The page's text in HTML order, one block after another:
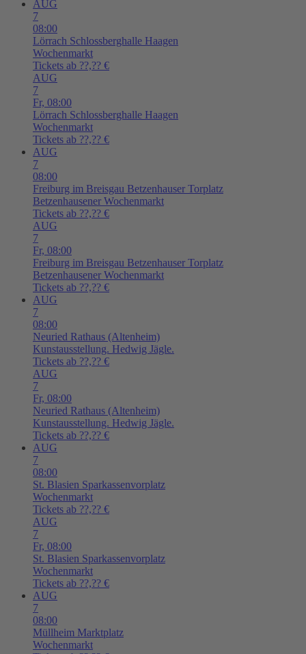
AUG
7
08:00
Lörrach Schlossberghalle Haagen
Wochenmarkt
Tickets ab ??,?? €
AUG
7
Fr, 08:00
Lörrach Schlossberghalle Haagen
Wochenmarkt
Tickets ab ??,?? €
AUG
7
08:00
Freiburg im Breisgau Betzenhauser Torplatz
Betzenhausener Wochenmarkt
Tickets ab ??,?? €
AUG
7
Fr, 08:00
Freiburg im Breisgau Betzenhauser Torplatz
Betzenhausener Wochenmarkt
Tickets ab ??,?? €
AUG
7
08:00
Neuried Rathaus (Altenheim)
Kunstausstellung. Hedwig Jägle.
Tickets ab ??,?? €
AUG
7
Fr, 08:00
Neuried Rathaus (Altenheim)
Kunstausstellung. Hedwig Jägle.
Tickets ab ??,?? €
AUG
7
08:00
St. Blasien Sparkassenvorplatz
Wochenmarkt
Tickets ab ??,?? €
AUG
7
Fr, 08:00
St. Blasien Sparkassenvorplatz
Wochenmarkt
Tickets ab ??,?? €
AUG
7
08:00
Müllheim Marktplatz
Wochenmarkt